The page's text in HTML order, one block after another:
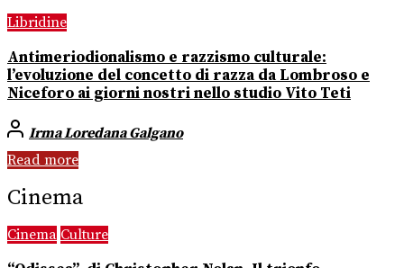
Libridine
Antimeriodionalismo e razzismo culturale:
l’evoluzione del concetto di razza da Lombroso e
Niceforo ai giorni nostri nello studio Vito Teti
Irma Loredana Galgano
Read more
Cinema
Cinema Culture